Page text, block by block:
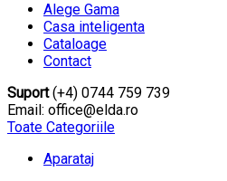
Alege Gama
Casa inteligenta
Cataloage
Contact
Suport(+4) 0744 759 739
Email: office@elda.ro
Toate Categoriile
Aparataj